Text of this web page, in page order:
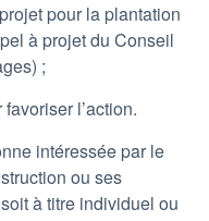
pour la plantation
à projet du Conseil
;
l’action.
intéressée par le
ou ses
à titre individuel ou